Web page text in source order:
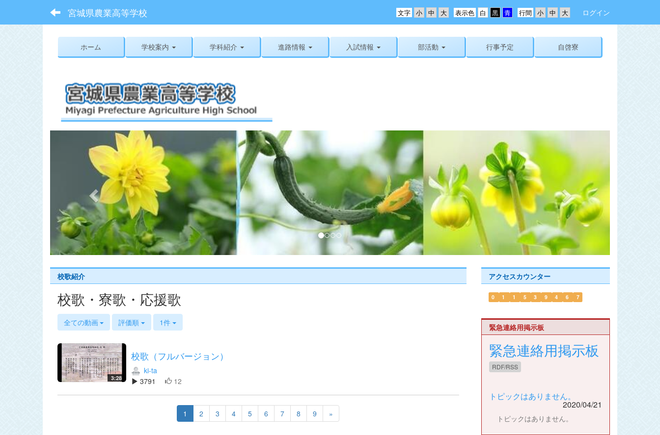
宮城県農業高等学校 行間
表示色
文字 ログイン
ホーム 学校案内 学科紹介 進路情報 入試情報 部活動 行事予定 自啓寮
r
e
i
o
u
s
e
x
t
校歌紹介
校歌・寮歌・応援歌
全ての動画 評価順 1件
3:28
校歌（フルバージョン）
ki-ta
3791
12
1 2 3 4 5 6 7 8 9 »
アクセスカウンター
0 1 1 5 3 9 4 6 7
緊急連絡用掲示板
緊急連絡用掲示板
RDF/RSS
トピックはありません。
2020/04/21
トピックはありません。